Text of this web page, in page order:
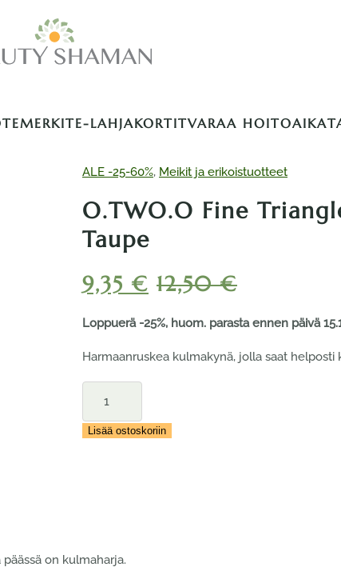
E-LAHJAKORTITVARAA HOITOAIKA
ALE -25-60%, Meikit ja erikoistuotteet
O.TWO.O Fine
Taupe
9,35 € 12,50€
Loppuerä -25%, huom. parasta ennen päivä
Harmaanruskea kulmakynä, jolla saat
Fine
Triangle
Eyebrow
Lisää ostoskoriin
on kulmaharja.